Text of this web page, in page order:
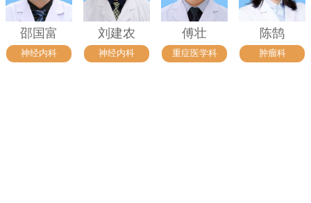
邵国富
神经内科
刘建农
神经内科
傅壮
重症医学科
陈鹄
肿瘤科